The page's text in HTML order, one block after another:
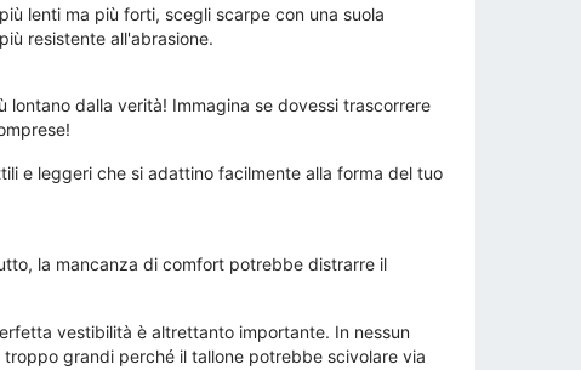
lenti ma più forti, scegli scarpe con una suola
resistente all'abrasione.
dalla verità! Immagina se dovessi trascorrere
e leggeri che si adattino facilmente alla forma del tuo
la mancanza di comfort potrebbe distrarre il
vestibilità è altrettanto importante. In nessun
grandi perché il tallone potrebbe scivolare via